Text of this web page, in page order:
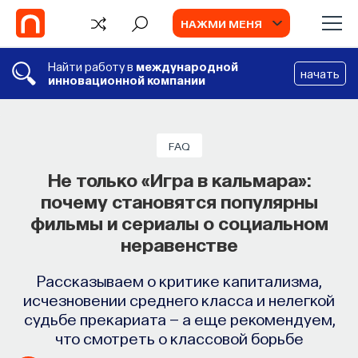
НАЖМИ МЕНЯ
Найти работу в международной
инновационной компании
начать
FAQ
Не только «Игра в кальмара»:
почему становятся популярны
фильмы и сериалы о социальном
неравенстве
Рассказываем о критике капитализма,
исчезновении среднего класса и нелегкой
судьбе прекариата — а еще рекомендуем,
что смотреть о классовой борьбе
Химия между нейронами:
вещества, которые управляют нами
Как наши память, потребности, эмоции,
внимание, воля связаны с передачей
сигналов от нейромедиаторов?
ВЯЧЕСЛАВ ДУБЫНИН СОХРАНИТЬ В ЗАКЛАДКИ